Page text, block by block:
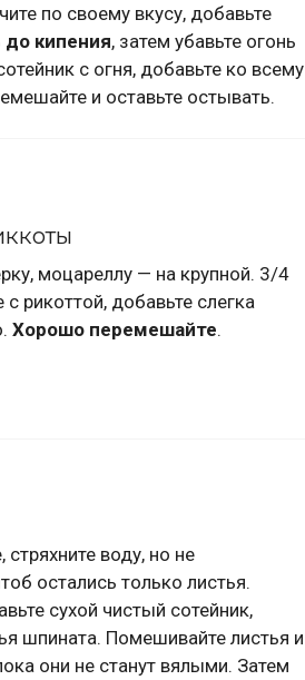
по своему вкусу, добавьте
до кипения, затем убавьте огонь
с огня, добавьте ко всему
и оставьте остывать.
моцареллу — на крупной. 3/4
рикоттой, добавьте слегка
Хорошо перемешайте.
воду, но не
остались только листья.
сухой чистый сотейник,
шпината. Помешивайте листья и
они не станут вялыми. Затем